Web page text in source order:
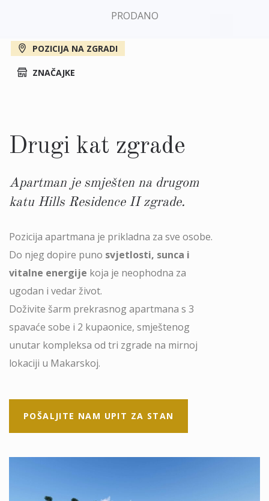
PRODANO
POZICIJA NA ZGRADI
ZNAČAJKE
Drugi kat zgrade
Apartman je smješten na drugom
katu Hills Residence II zgrade.
Pozicija apartmana je prikladna za sve osobe.
Do njeg dopire puno svjetlosti, sunca i
vitalne energije koja je neophodna za
ugodan i vedar život.
Doživite šarm prekrasnog apartmana s 3
spavaće sobe i 2 kupaonice, smještenog
unutar kompleksa od tri zgrade na mirnoj
lokaciji u Makarskoj.
POŠALJITE NAM UPIT ZA STAN